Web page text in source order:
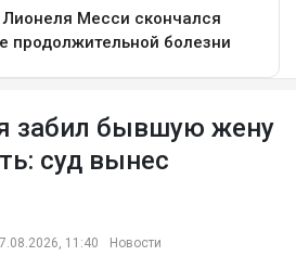
забил бывшую жену
суд вынес
11:40 Новости